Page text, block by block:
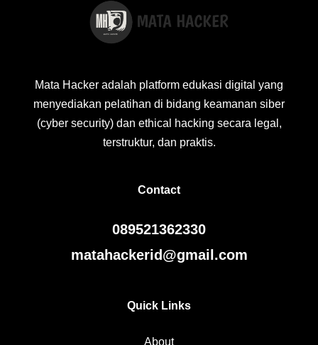
Mata Hacker adalah platform edukasi digital yang
menyediakan pelatihan di bidang keamanan siber
(cyber security) dan ethical hacking secara legal,
terstruktur, dan praktis.
Contact
089521362330
matahackerid@gmail.com
Quick Links
About